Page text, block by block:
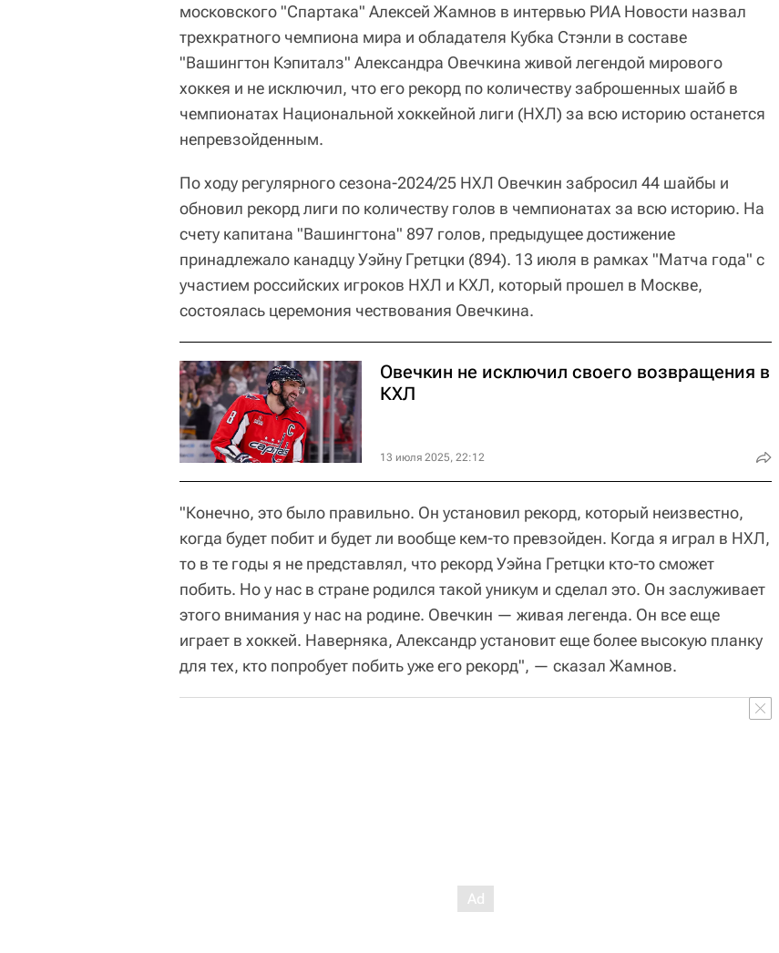
московского "Спартака" Алексей Жамнов в интервью РИА Новости назвал
трехкратного чемпиона мира и обладателя Кубка Стэнли в составе
"Вашингтон Кэпиталз" Александра Овечкина живой легендой мирового
хоккея и не исключил, что его рекорд по количеству заброшенных шайб в
чемпионатах Национальной хоккейной лиги (НХЛ) за всю историю останется
непревзойденным.
По ходу регулярного сезона-2024/25 НХЛ Овечкин забросил 44 шайбы и
обновил рекорд лиги по количеству голов в чемпионатах за всю историю. На
счету капитана "Вашингтона" 897 голов, предыдущее достижение
принадлежало канадцу Уэйну Гретцки (894). 13 июля в рамках "Матча года" с
участием российских игроков НХЛ и КХЛ, который прошел в Москве,
состоялась церемония чествования Овечкина.
Овечкин не исключил своего возвращения в
КХЛ
13 июля 2025, 22:12
"Конечно, это было правильно. Он установил рекорд, который неизвестно,
когда будет побит и будет ли вообще кем-то превзойден. Когда я играл в НХЛ,
то в те годы я не представлял, что рекорд Уэйна Гретцки кто-то сможет
побить. Но у нас в стране родился такой уникум и сделал это. Он заслуживает
этого внимания у нас на родине. Овечкин — живая легенда. Он все еще
играет в хоккей. Наверняка, Александр установит еще более высокую планку
для тех, кто попробует побить уже его рекорд", — сказал Жамнов.